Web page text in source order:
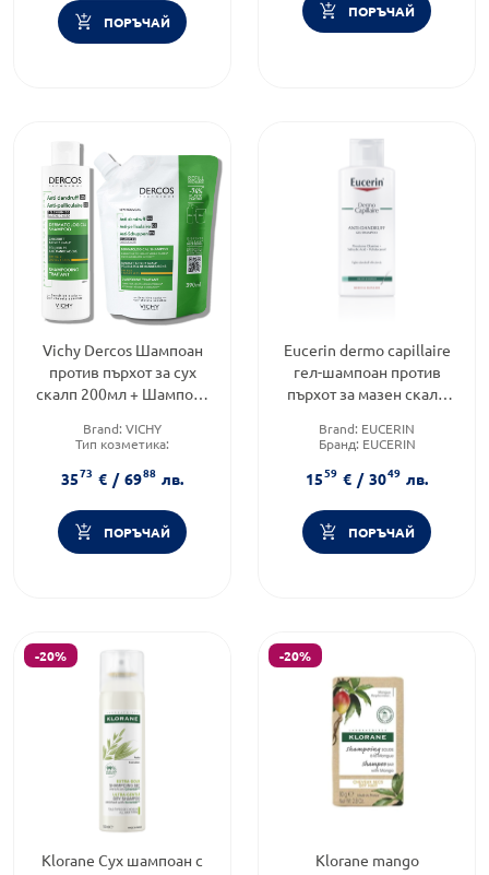
ПОРЪЧАЙ
ПОРЪЧАЙ
Vichy Dercos Шампоан
против пърхот за сух
скалп 200мл + Шампоан
пълнител 390мл
Brand: VICHY
Тип козметика:
Форма на продукта: шампоан
3573 € / 6988 лв.
ПОРЪЧАЙ
Eucerin dermo capillaire
гел-шампоан против
пърхот за мазен скалп
Brand: EUCERIN
Бранд: EUCERIN
1559 € / 3049 лв.
ПОРЪЧАЙ
-20%
Klorane Сух шампоан с
-20%
Klorane mango